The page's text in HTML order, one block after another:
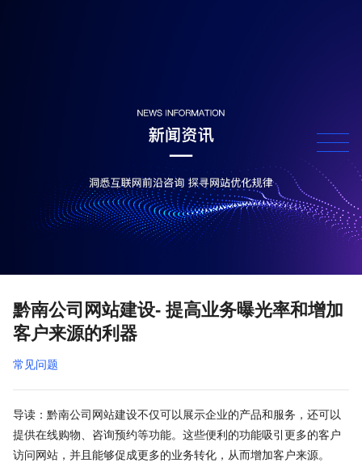
黔南公司网站建设- 提高业务曝光率和增加
客户来源的利器
常见问题
导读：黔南公司网站建设不仅可以展示企业的产品和服务，还可以
提供在线购物、咨询预约等功能。这些便利的功能吸引更多的客户
访问网站，并且能够促成更多的业务转化，从而增加客户来源。